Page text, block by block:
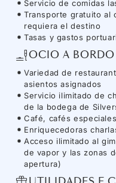
Servicio de comidas
Transporte gratuito al
requiera el destino
Tasas y gastos
OCIO A BORDO
Variedad de
asientos asignados
Servicio ilimitado de
de la bodega de
Café, cafés
Enriquecedoras
Acceso ilimitado al
de vapor y las zonas
apertura)